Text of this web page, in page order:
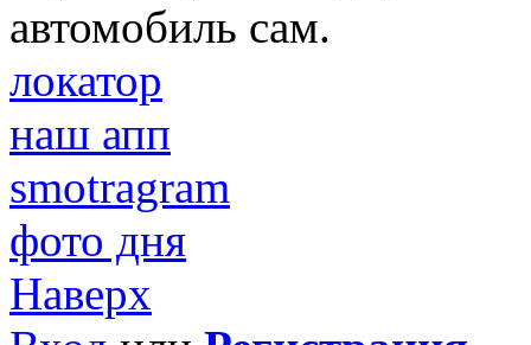
автомобиль сам.
локатор
наш апп
smotragram
фото дня
Наверх